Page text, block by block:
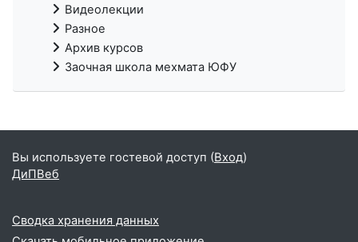
Видеолекции
Разное
Архив курсов
Заочная школа мехмата ЮФУ
Вы используете гостевой доступ (Вход)
ДиПВеб
Сводка хранения данных